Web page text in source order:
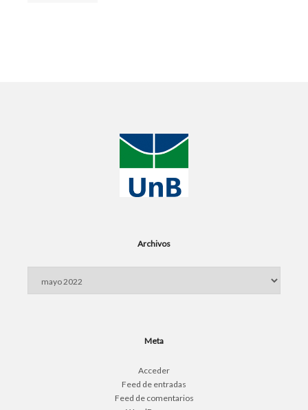
Archivos
Meta
Acceder
Feed de entradas
Feed de comentarios